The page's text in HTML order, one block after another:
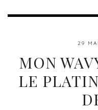
29
MON
LE